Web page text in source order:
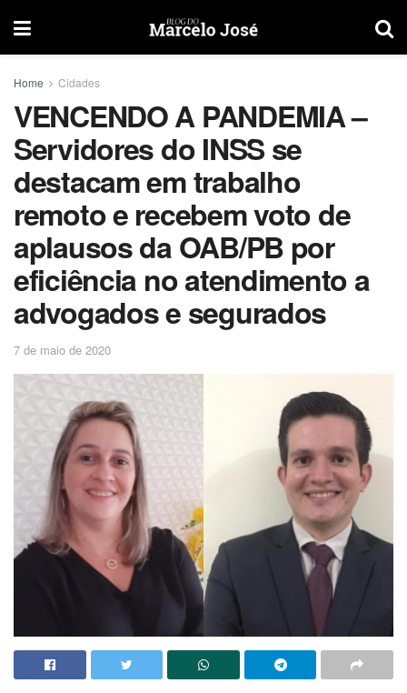
Home Cidades
VENCENDO A PANDEMIA –
Servidores do INSS se
destacam em trabalho
remoto e recebem voto de
aplausos da OAB/PB por
eficiência no atendimento a
advogados e segurados
7 de maio de 2020